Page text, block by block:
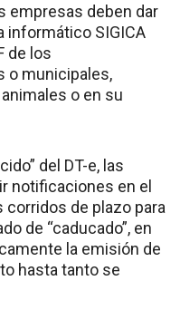
empresas deben dar
informático SIGICA
de los
o municipales,
o en su
del DT-e, las
notificaciones en el
de plazo para
de “caducado”, en
la emisión de
hasta tanto se